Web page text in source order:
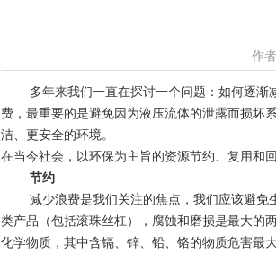
作
多年来我们一直在探讨一个问题：如何逐
费，最重要的是避免因为液压流体的泄露而损坏
洁、更安全的环境。
在当今社会，以环保为主旨的资源节约、复用和
节约
减少浪费是我们关注的焦点，我们应该避
类产品（包括滚珠丝杠），腐蚀和磨损是最大的
化学物质，其中含镉、锌、铅、铬的物质危害最